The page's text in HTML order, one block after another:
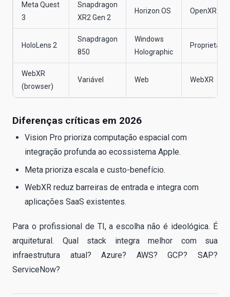
Meta Quest
3
Snapdragon
XR2 Gen 2
Horizon OS OpenXR
HoloLens 2
Snapdragon
850
Windows
Holographic
WebXR
(browser)
Variável Web WebXR
Diferenças críticas em 2026
Vision Pro prioriza computação espacial com
integração profunda ao ecossistema Apple.
Meta prioriza escala e custo-benefício.
WebXR reduz barreiras de entrada e integra com
aplicações SaaS existentes.
Para o profissional de TI, a escolha não é ideológica. É
arquitetural. Qual stack integra melhor com sua
infraestrutura atual? Azure? AWS? GCP? SAP?
ServiceNow?